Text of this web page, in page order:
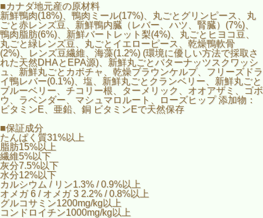
■カナダ地元産の原材料
新鮮鴨肉(18%)、鴨肉ミール(17%)、丸ごとグリンピース、丸
ごと赤レンズ豆、新鮮鴨内臓（レバー、ハツ、腎臓）(7%)、
鴨肉脂肪(6%)、新鮮バートレット梨(4%)、丸ごとヒヨコ豆、
丸ごと緑レンズ豆、丸ごとイエローピース、乾燥鴨軟骨
(2%)、レンズ豆繊維、海藻(1.2%) (環境に優しい方法で採取さ
れた天然DHAとEPA源)、新鮮丸ごとバターナッツスクワッシ
ュ、新鮮丸ごとカボチャ、乾燥ブラウンケルプ、フリーズドラ
イ鴨レバー(0.1%)、塩、新鮮丸ごとクランベリー、新鮮丸ごと
ブルーベリー、チコリー根、ターメリック、オオアザミ、ゴボ
ウ、ラベンダー、マシュマロルート、ローズヒップ 添加物：
ビタミンE、亜鉛、銅 ビタミンEで天然保存
■保証成分
たんぱく質31%以上
脂肪15%以上
繊維5%以下
灰分7.5%以下
水分12%以下
カルシウム / リン1.3% / 0.9%以上
オメガ 6 / オメガ 3 2.2% / 0.8%以上
グルコサミン1200mg/kg以上
コンドロイチン1000mg/kg以上